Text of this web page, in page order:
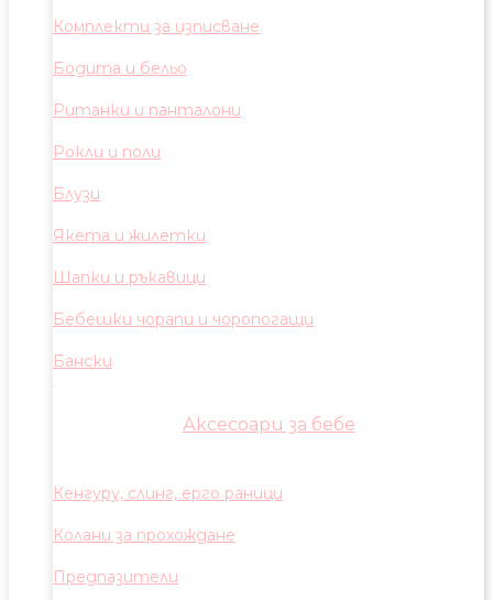
Комплекти за изписване
Бодита и бельо
Ританки и панталони
Рокли и поли
Блузи
Якета и жилетки
Шапки и ръкавици
Бебешки чорапи и чоропогащи
Бански
Аксесоари за бебе
Кенгуру, слинг, ерго раници
Колани за прохождане
Предпазители